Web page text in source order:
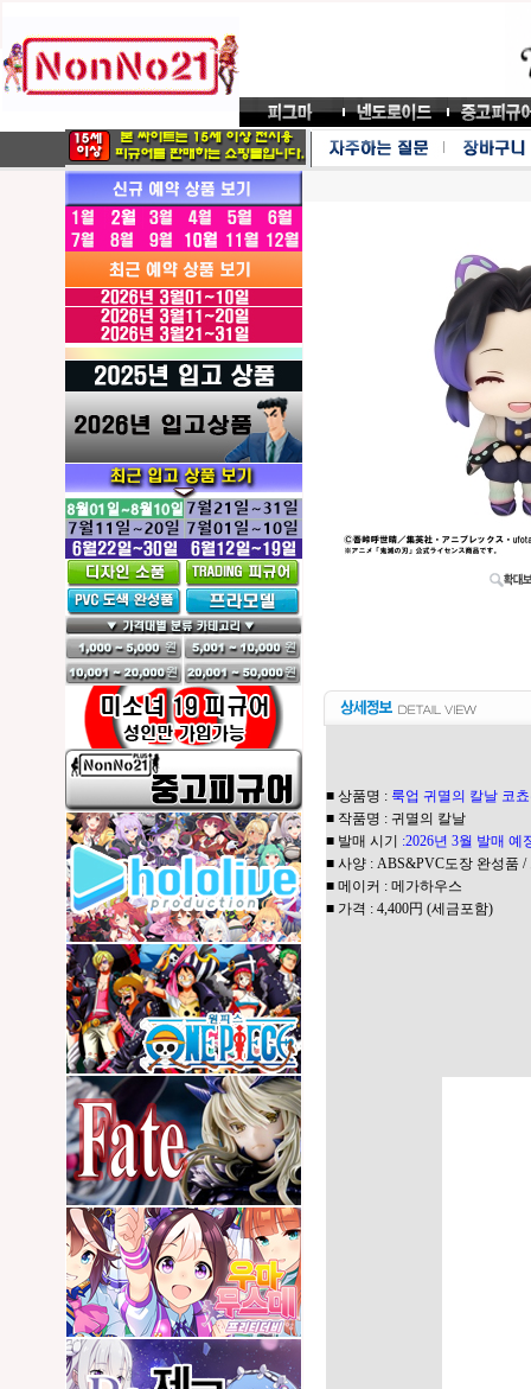
■ 상품명 : 룩업 귀멸의 칼날 코
■ 작품명 : 귀멸의 칼날
■ 발매 시기 :2026년 3월 발매 예
■ 사양 : ABS&PVC도장 완성품 /
■ 메이커 : 메가하우스
■ 가격 : 4,400円 (세금포함)